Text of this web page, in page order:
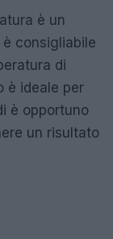
è un
consigliabile
di
è ideale per
è opportuno
un risultato